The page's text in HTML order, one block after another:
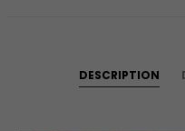
DESCRIPTION